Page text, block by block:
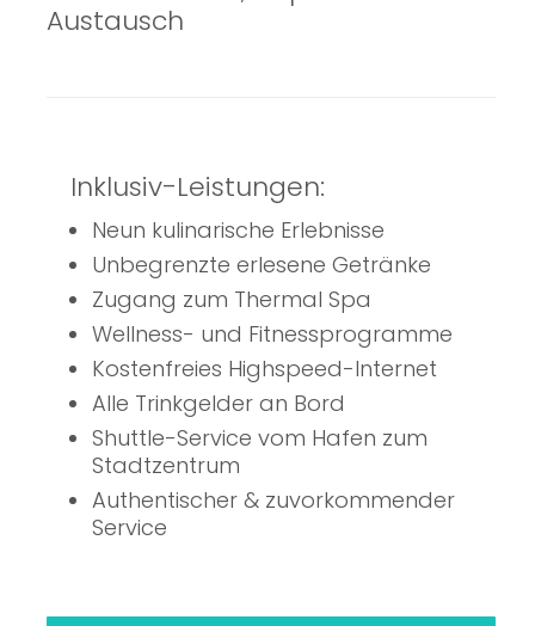
Austausch
Inklusiv-Leistungen:
Neun kulinarische Erlebnisse
Unbegrenzte erlesene Getränke
Zugang zum Thermal Spa
Wellness- und Fitnessprogramme
Kostenfreies Highspeed-Internet
Alle Trinkgelder an Bord
Shuttle-Service vom Hafen zum
Stadtzentrum
Authentischer & zuvorkommender
Service